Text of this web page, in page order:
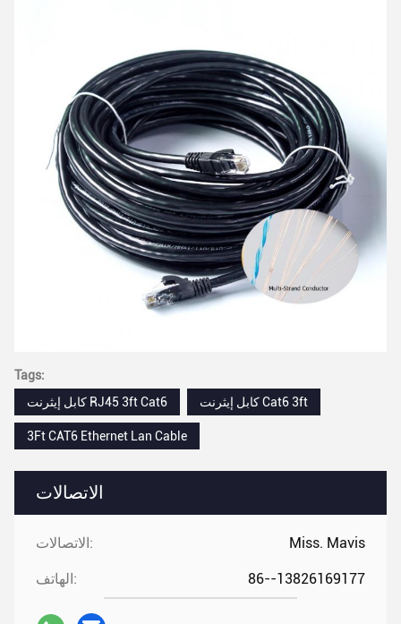
الاتصالات
الاتصالات: Miss. Mavis
الهاتف: 86--13826169177
Tags:
كابل إيثرنت RJ45 3ft Cat6
كابل إيثرنت Cat6 3ft
3Ft CAT6 Ethernet Lan Cable